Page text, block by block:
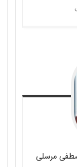
مرسلی